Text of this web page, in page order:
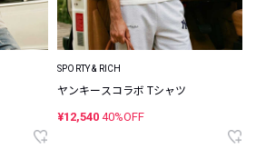
SPORTY & RICH
ヤンキースコラボ Tシャツ
¥12,540 40%OFF